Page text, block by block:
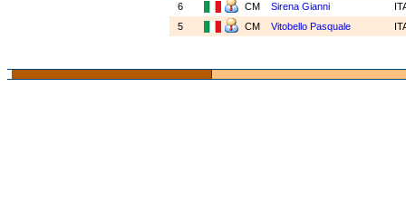
6
CM Sirena Gianni
5
CM Vitobello Pasquale